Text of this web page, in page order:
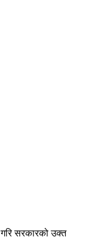
सरकारको उक्त